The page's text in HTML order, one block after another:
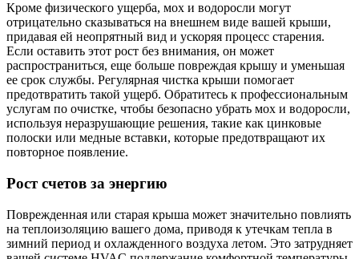
Кроме физического ущерба, мох и водоросли могут
отрицательно сказываться на внешнем виде вашей крыши,
придавая ей неопрятный вид и ускоряя процесс старения.
Если оставить этот рост без внимания, он может
распространиться, еще больше повреждая крышу и уменьшая
ее срок службы. Регулярная чистка крыши помогает
предотвратить такой ущерб. Обратитесь к профессиональным
услугам по очистке, чтобы безопасно убрать мох и водоросли,
используя неразрушающие решения, такие как цинковые
полоски или медные вставки, которые предотвращают их
повторное появление.
Рост счетов за энергию
Поврежденная или старая крыша может значительно повлиять
на теплоизоляцию вашего дома, приводя к утечкам тепла в
зимний период и охлажденного воздуха летом. Это затрудняет